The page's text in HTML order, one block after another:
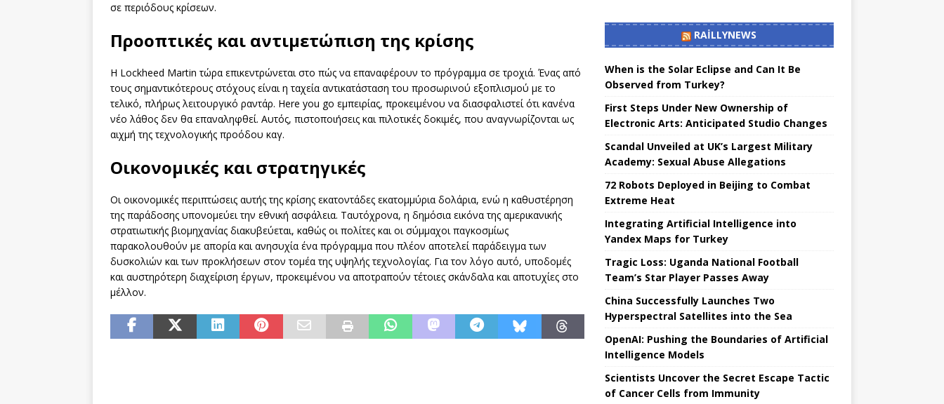
σε περιόδους κρίσεων.
Προοπτικές και αντιμετώπιση της κρίσης
Η Lockheed Martin τώρα επικεντρώνεται στο πώς να επαναφέρουν το πρόγραμμα σε τροχιά. Ένας από
τους σημαντικότερους στόχους είναι η ταχεία αντικατάσταση του προσωρινού εξοπλισμού με το
τελικό, πλήρως λειτουργικό ραντάρ. Here you go εμπειρίας, προκειμένου να διασφαλιστεί ότι κανένα
νέο λάθος δεν θα επαναληφθεί. Αυτός, πιστοποιήσεις και πιλοτικές δοκιμές, που αναγνωρίζονται ως
αιχμή της τεχνολογικής προόδου καγ.
Οικονομικές και στρατηγικές
Οι οικονομικές περιπτώσεις αυτής της κρίσης εκατοντάδες εκατομμύρια δολάρια, ενώ η καθυστέρηση
της παράδοσης υπονομεύει την εθνική ασφάλεια. Ταυτόχρονα, η δημόσια εικόνα της αμερικανικής
στρατιωτικής βιομηχανίας διακυβεύεται, καθώς οι πολίτες και οι σύμμαχοι παγκοσμίως
παρακολουθούν με απορία και ανησυχία ένα πρόγραμμα που πλέον αποτελεί παράδειγμα των
δυσκολιών και των προκλήσεων στον τομέα της υψηλής τεχνολογίας. Για τον λόγο αυτό, υποδομές
και αυστηρότερη διαχείριση έργων, προκειμένου να αποτραπούν τέτοιες σκάνδαλα και αποτυχίες στο
μέλλον.
RAILLYNEWS
When is the Solar Eclipse and Can It Be
Observed from Turkey?
First Steps Under New Ownership of
Electronic Arts: Anticipated Studio Changes
Scandal Unveiled at UK’s Largest Military
Academy: Sexual Abuse Allegations
72 Robots Deployed in Beijing to Combat
Extreme Heat
Integrating Artificial Intelligence into
Yandex Maps for Turkey
Tragic Loss: Uganda National Football
Team’s Star Player Passes Away
China Successfully Launches Two
Hyperspectral Satellites into the Sea
OpenAI: Pushing the Boundaries of Artificial
Intelligence Models
Scientists Uncover the Secret Escape Tactic
of Cancer Cells from Immunity